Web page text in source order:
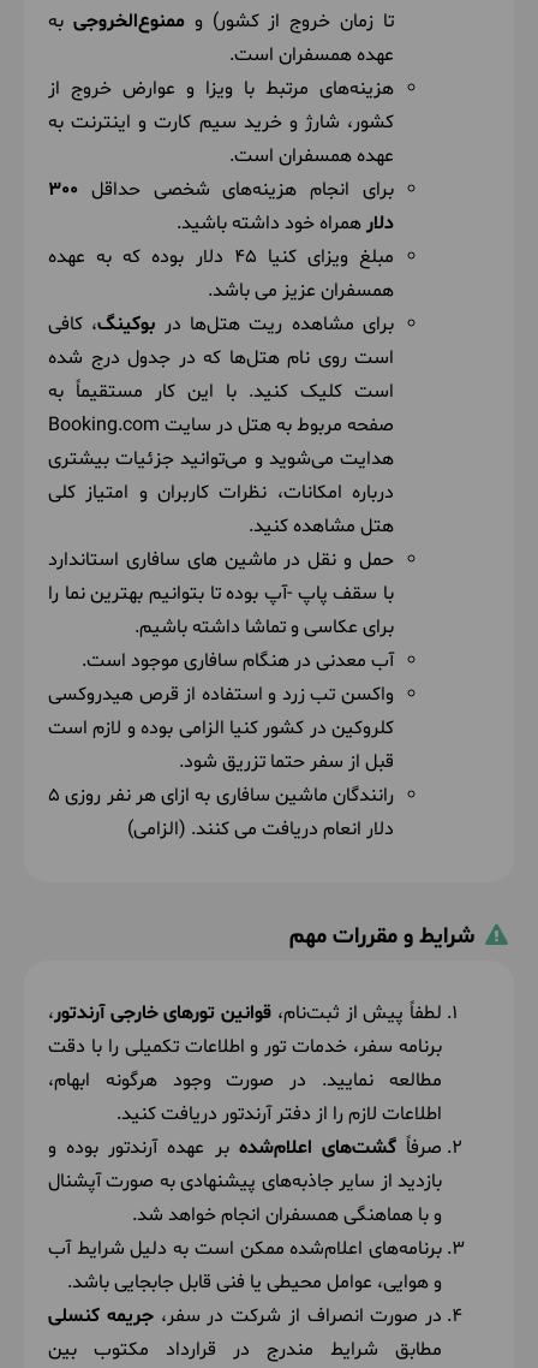
7
چهارشنبه1405/06/11
|
بعد از صرف صبحانه وقت آزاد برای عکاسی در محوطه
زیبای هتل دارید و به سمت نایروبی راهی می شویم و در
مسیر از نمای پانارومیک دره زیبای ریفت ولی دیدن
می‌کنیم به نایروبی می‌رسیم و عصر راهی فرودگاه برای
پرواز برگشت به ایران می شویم.
8
1405/06/12
|
September 3, 2026
با خاطراتی خوش به ایران می رسیم
تا زمان خروج از کشور) وممنوع‌الخروجی به
عهده همسفران است.
هزینه‌های مرتبط با ویزا و عوارض خروج از
کشور، شارژ و خرید سیم کارت و اینترنت به
عهده همسفران است.
برای انجام هزینه‌های شخصی حداقل 300
دلارهمراه خود داشته باشید.
مبلغ ویزای کنیا 45 دلار بوده که به عهده
همسفران عزیز می باشد.
برای مشاهده ریت هتل‌ها در بوکینگ، کافی
است روی نام هتل‌ها که در جدول درج شده
است کلیک کنید. با این کار مستقیماً به
صفحه مربوط به هتل در سایت Booking.com
هدایت می‌شوید و می‌توانید جزئیات بیشتری
درباره امکانات، نظرات کاربران و امتیاز کلی
هتل مشاهده کنید.
حمل و نقل در ماشین های سافاری استاندارد
با سقف پاپ -آپ بوده تا بتوانیم بهترین نما را
برای عکاسی و تماشا داشته باشیم.
آب معدنی در هنگام سافاری موجود است.
واکسن تب زرد و استفاده از قرص هیدروکسی
کلروکین در کشور کنیا الزامی بوده و لازم است
قبل از سفر حتما تزریق شود.
رانندگان ماشین سافاری به ازای هر نفر روزی 5
دلار انعام دریافت می کنند. (الزامی)
شرایط و مقررات مهم
لطفاً پیش از ثبت‌نام، قوانین تورهای خارجی آرندتور،
برنامه سفر، خدمات تور و اطلاعات تکمیلی را با دقت
مطالعه نمایید. در صورت وجود هرگونه ابهام،
اطلاعات لازم را از دفتر آرندتور دریافت کنید.
صرفاًگشت‌های اعلام‌شده بر عهده آرندتور بوده و
بازدید از سایر جاذبه‌های پیشنهادی به صورت آپشنال
و با هماهنگی همسفران انجام خواهد شد.
برنامه‌های اعلام‌شده ممکن است به دلیل شرایط آب
و هوایی، عوامل محیطی یا فنی قابل جابجایی باشد.
در صورت انصراف از شرکت در سفر،جریمه کنسلی
مطابق شرایط مندرج در قرارداد مکتوب بین